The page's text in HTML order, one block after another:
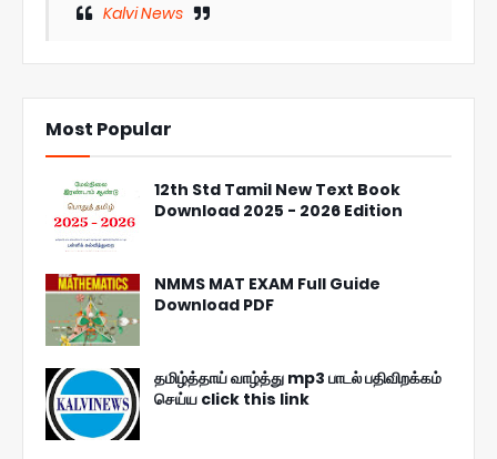
Kalvi News
Most Popular
12th Std Tamil New Text Book
Download 2025 - 2026 Edition
NMMS MAT EXAM Full Guide
Download PDF
தமிழ்த்தாய் வாழ்த்து mp3 பாடல் பதிவிறக்கம்
செய்ய click this link